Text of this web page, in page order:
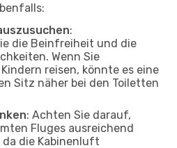
:
die Beinfreiheit und die
Wenn Sie
reisen, könnte es eine
Sitz näher bei den Toiletten
: Achten Sie darauf,
Fluges ausreichend
da die Kabinenluft